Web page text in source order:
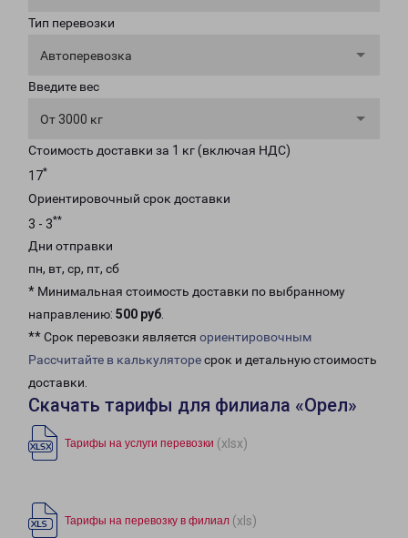
Тип перевозки
Автоперевозка
Введите вес
От 3000 кг
Стоимость доставки за 1 кг (включая НДС)
17*
Ориентировочный срок доставки
3 - 3**
Дни отправки
пн, вт, ср, пт, сб
* Минимальная стоимость доставки по выбранному
направлению: 500 руб.
** Срок перевозки является ориентировочным
Рассчитайте в калькуляторесрок и детальную стоимость
доставки.
Скачать тарифы для филиала «Орел»
Тарифы на услуги перевозки (xlsx)
Тарифы на перевозку в филиал (xls)